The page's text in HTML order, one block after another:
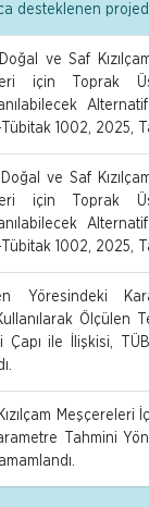
desteklenen
ve Saf
için Toprak
Alternatif
-Tübitak 1002, 2025,
ve Saf
için Toprak
Alternatif
-Tübitak 1002, 2025,
Yöresindeki
Ölçülen
ile İlişkisi,
Meşçereleri
Tahmini